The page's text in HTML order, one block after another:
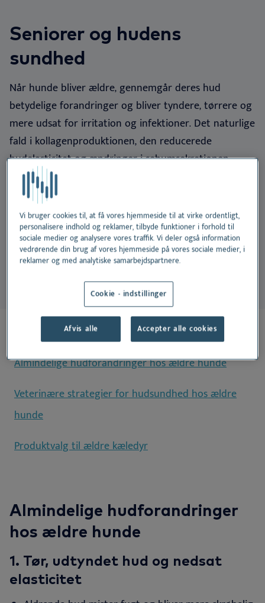
DA
Deutsch
Español
Français
Nederlands
Norsk
Svenska
Seniorer og hudens
sundhed
Når hunde bliver ældre, gennemgår deres hud
betydelige forandringer og bliver tyndere, tørrere og
mere udsat for irritation og infektioner. Det naturlige
fald i kollagenproduktionen, den reducerede
hudelasticitet og ændringer i sebumsekretionen
bidrager til øgede dermatologiske udfordringer hos
ældre kæledyr
Det er vigtigt at identificere, forebygge og håndtere
aldersrelaterede hudsygdomme for at sikre optimal
komfort og livskvalitet for ældre hunde.
På denne side:
Almindelige hudforandringer hos ældre hunde
Veterinære strategier for hudsundhed hos ældre
hunde
Produktvalg til ældre kæledyr
Almindelige hudforandringer
hos ældre hunde
1. Tør, udtyndet hud og nedsat
elasticitet
Vi bruger cookies til, at få vores hjemmeside til at virke ordentligt,
personalisere indhold og reklamer, tilbyde funktioner i forhold til
sociale medier og analysere vores traffik. Vi deler også information
vedrørende din brug af vores hjemmeside på vores sociale medier, i
reklamer og med analytiske samarbejdspartnere.
Cookie - indstillinger
Afvis alle Accepter alle cookies